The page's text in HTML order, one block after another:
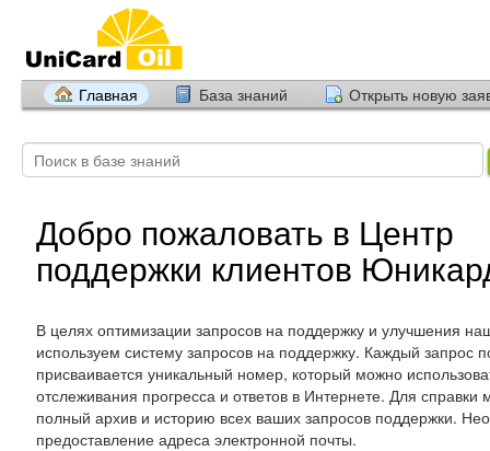
Главная База знаний Открыть новую
Добро пожаловать в Центр
поддержки клиентов
В целях оптимизации запросов на поддержку и улучшения
используем систему запросов на поддержку. Каждый запрос
присваивается уникальный номер, который можно
отслеживания прогресса и ответов в Интернете. Для
полный архив и историю всех ваших запросов поддержки.
предоставление адреса электронной почты.